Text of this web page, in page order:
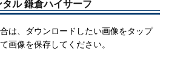
ル 鎌倉ハイサーフ
は、ダウンロードしたい画像をタップ
画像を保存してください。